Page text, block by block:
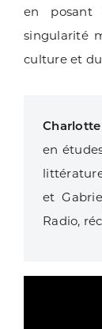
en posant
singularité
culture et
en
et
Radio,